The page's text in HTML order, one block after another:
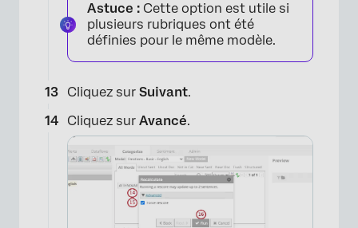
Astuce : Cette option est utile si
plusieurs rubriques ont été
définies pour le même modèle.
Cliquez sur Suivant.
Cliquez sur Avancé.